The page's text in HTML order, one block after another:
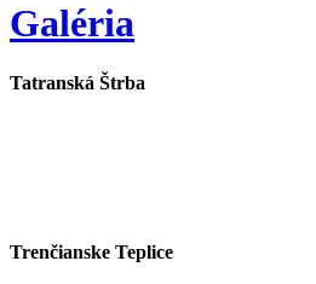
Galéria
Tatranská Štrba
Trenčianske Teplice